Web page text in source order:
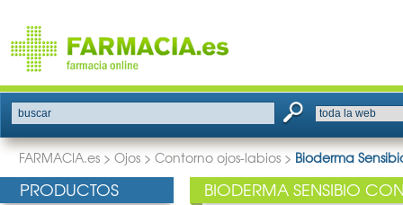
buscar
FARMACIA.es > Ojos > Contorno ojos-labios > Bioderma
PRODUCTOS BIODERMA SENSIBIO